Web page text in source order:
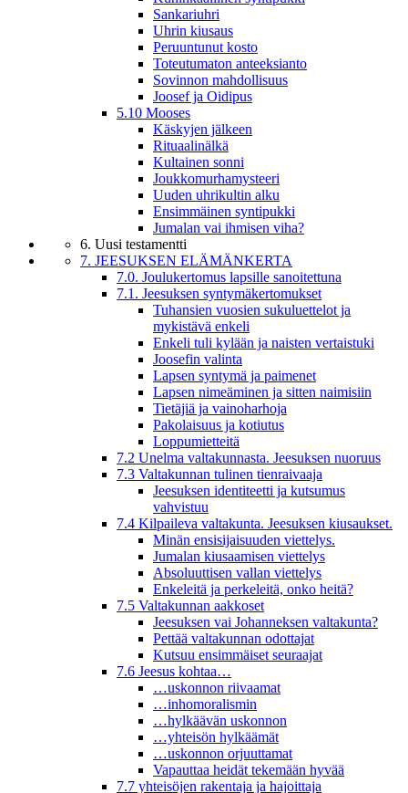
Sankariuhri
Uhrin kiusaus
Peruuntunut kosto
Toteutumaton anteeksianto
Sovinnon mahdollisuus
Joosef ja Oidipus
5.10 Mooses
Käskyjen jälkeen
Rituaalinälkä
Kultainen sonni
Joukkomurhamysteeri
Uuden uhrikultin alku
Ensimmäinen syntipukki
Jumalan vai ihmisen viha?
6. Uusi testamentti
7. JEESUKSEN ELÄMÄNKERTA
7.0. Joulukertomus lapsille sanoitettuna
7.1. Jeesuksen syntymäkertomukset
Tuhansien vuosien sukuluettelot ja
mykistävä enkeli
Enkeli tuli kylään ja naisten vertaistuki
Joosefin valinta
Lapsen syntymä ja paimenet
Lapsen nimeäminen ja sitten naimisiin
Tietäjiä ja vainoharhoja
Pakolaisuus ja kotiutus
Loppumietteitä
7.2 Unelma valtakunnasta. Jeesuksen nuoruus
7.3 Valtakunnan tulinen tienraivaaja
Jeesuksen identiteetti ja kutsumus
vahvistuu
7.4 Kilpaileva valtakunta. Jeesuksen kiusaukset.
Minän ensisijaisuuden viettelys.
Jumalan kiusaamisen viettelys
Absoluuttisen vallan viettelys
Enkeleitä ja perkeleitä, onko heitä?
7.5 Valtakunnan aakkoset
Jeesuksen vai Johanneksen valtakunta?
Pettää valtakunnan odottajat
Kutsuu ensimmäiset seuraajat
7.6 Jeesus kohtaa…
…uskonnon riivaamat
…inhomoralismin
…hylkäävän uskonnon
…yhteisön hylkäämät
…uskonnon orjuuttamat
Vapauttaa heidät tekemään hyvää
7.7 yhteisöjen rakentaja ja hajoittaja